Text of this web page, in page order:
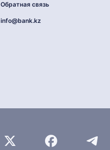
Обратная связь
info@bank.kz